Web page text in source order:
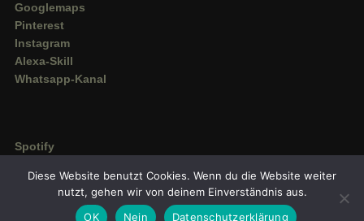
Googlemaps
Pinterest
Instagram
Alexa-Skill
Whatsapp-Kanal
Spotify
Amazon Music
Diese Website benutzt Cookies. Wenn du die Website weiter
nutzt, gehen wir von deinem Einverständnis aus.
OK
Nein Datenschutzerklärung